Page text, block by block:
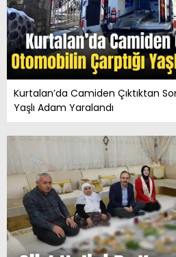
Kurtalan’da Camiden Çıktıktan
Yaşlı Adam Yaralandı